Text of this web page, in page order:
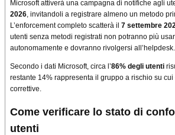
Microsoft attiverà una campagna di notifiche agli
2026 , invitandoli a registrare almeno un metodo
L’enforcement completo scatterà il 7 settembre
utenti senza metodi registrati non potranno più
autonomamente e dovranno rivolgersi all’helpdesk.
Secondo i dati Microsoft, circa l’86% degli utenti
restante 14% rappresenta il gruppo a rischio su
correttive.
Come verificare lo stato di
utenti